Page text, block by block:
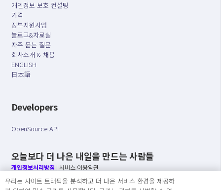
개인정보 보호 컨설팅
가격
정부지원사업
블로그&자료실
자주 묻는 질문
회사소개 & 채용
ENGLISH
日本語
Developers
OpenSource API
오늘보다 더 나은 내일을 만드는 사람들
개인정보처리방침 | 서비스 이용약관
○ 개인정보보호 컴플라이언스를 선도하겠습니다.
우리는 사이트 트래픽을 분석하고 더 나은 서비스 환경을 제공하